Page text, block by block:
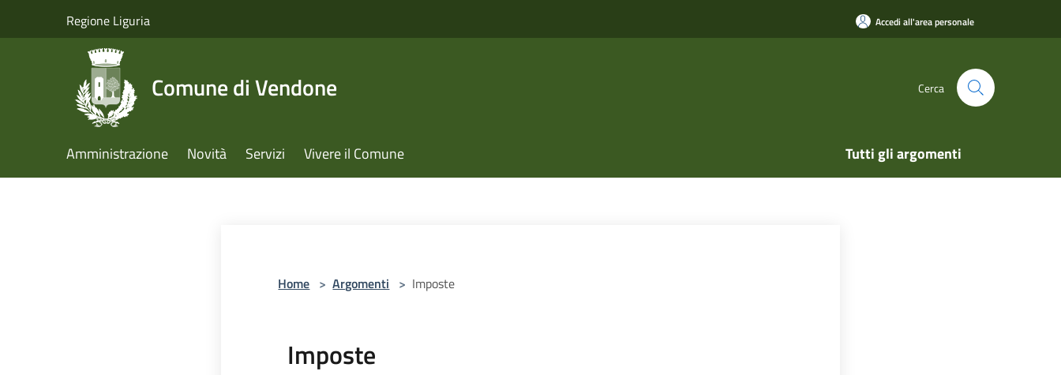
Regione Liguria Accedi all'area personale
Comune di Vendone Cerca
Amministrazione Novità Servizi Vivere il Comune Tutti gli argomenti
Home > Argomenti > Imposte
Imposte